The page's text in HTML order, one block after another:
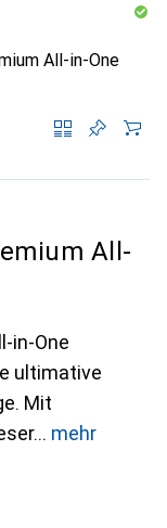
All-in-One
All-
in-One
ultimative
Mit
mehr